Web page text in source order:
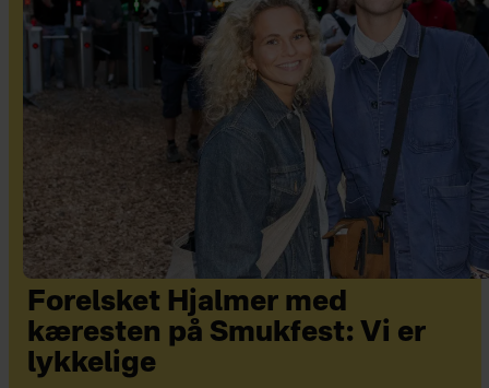
Forelsket Hjalmer med
kæresten på Smukfest: Vi er
lykkelige